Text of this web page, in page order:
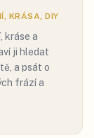
KRÁSA, DIY
kráse a
ji hledat
a psát o
frází a